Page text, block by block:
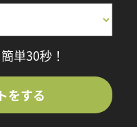
単30秒！
をする